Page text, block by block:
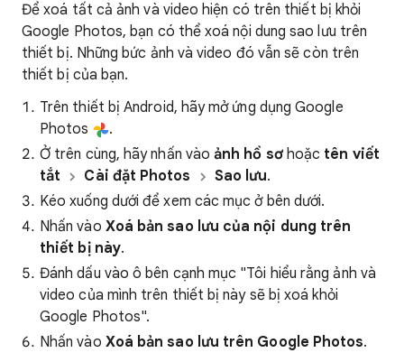
Để xoá tất cả ảnh và video hiện có trên thiết bị khỏi
Google Photos, bạn có thể xoá nội dung sao lưu trên
thiết bị. Những bức ảnh và video đó vẫn sẽ còn trên
thiết bị của bạn.
Trên thiết bị Android, hãy mở ứng dụng Google
Photos
.
Ở trên cùng, hãy nhấn vàoảnh hồ sơ hoặc tên viết
tắt
Cài đặt Photos Sao lưu.
Kéo xuống dưới để xem các mục ở bên dưới.
Nhấn vào Xoá bản sao lưu của nội dung trên
thiết bị này.
Đánh dấu vào ô bên cạnh mục "Tôi hiểu rằng ảnh và
video của mình trên thiết bị này sẽ bị xoá khỏi
Google Photos".
Nhấn vào Xoá bản sao lưu trên Google Photos.